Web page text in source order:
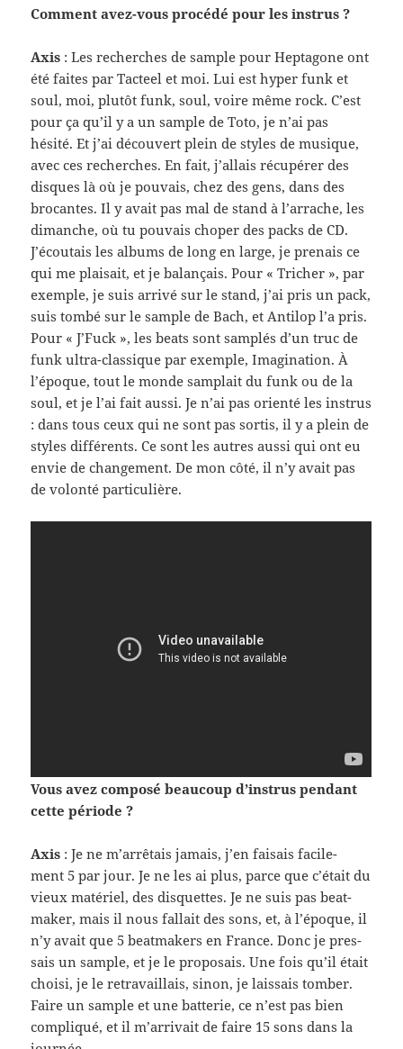
Com­ment avez-​vous procédé pour les instrus ?
Axis : Les recherches de sam­ple pour Hep­tagone ont
été faites par Tacteel et moi. Lui est hyper funk et
soul, moi, plutôt funk, soul, voire même rock. C’est
pour ça qu’il y a un sam­ple de Toto, je n’ai pas
hésité. Et j’ai décou­vert plein de styles de musique,
avec ces recherches. En fait, j’allais récupérer des
dis­ques là où je pou­vais, chez des gens, dans des
bro­cantes. Il y avait pas mal de stand à l’arrache, les
dimanche, où tu pou­vais choper des packs de CD.
J’écoutais les albums de long en large, je pre­nais ce
qui me plai­sait, et je bal­ançais. Pour « Tricher », par
exem­ple, je suis arrivé sur le stand, j’ai pris un pack,
suis tombé sur le sam­ple de Bach, et Antilop l’a pris.
Pour « J’Fuck », les beats sont sam­plés d’un truc de
funk ultra-​classique par exem­ple, Imag­i­na­tion. À
l’époque, tout le monde sam­plait du funk ou de la
soul, et je l’ai fait aussi. Je n’ai pas ori­enté les instrus
: dans tous ceux qui ne sont pas sor­tis, il y a plein de
styles dif­férents. Ce sont les autres aussi qui ont eu
envie de change­ment. De mon côté, il n’y avait pas
de volonté par­ti­c­ulière.
Vous avez com­posé beau­coup d’instrus pen­dant
cette péri­ode ?
Axis : Je ne m’arrêtais jamais, j’en fai­sais facile­
ment 5 par jour. Je ne les ai plus, parce que c’était du
vieux matériel, des dis­quettes. Je ne suis pas beat­
maker, mais il nous fal­lait des sons, et, à l’époque, il
n’y avait que 5 beat­mak­ers en France. Donc je pres­
sais un sam­ple, et je le pro­po­sais. Une fois qu’il était
choisi, je le retra­vail­lais, sinon, je lais­sais tomber.
Faire un sam­ple et une bat­terie, ce n’est pas bien
com­pliqué, et il m’arrivait de faire 15 sons dans la